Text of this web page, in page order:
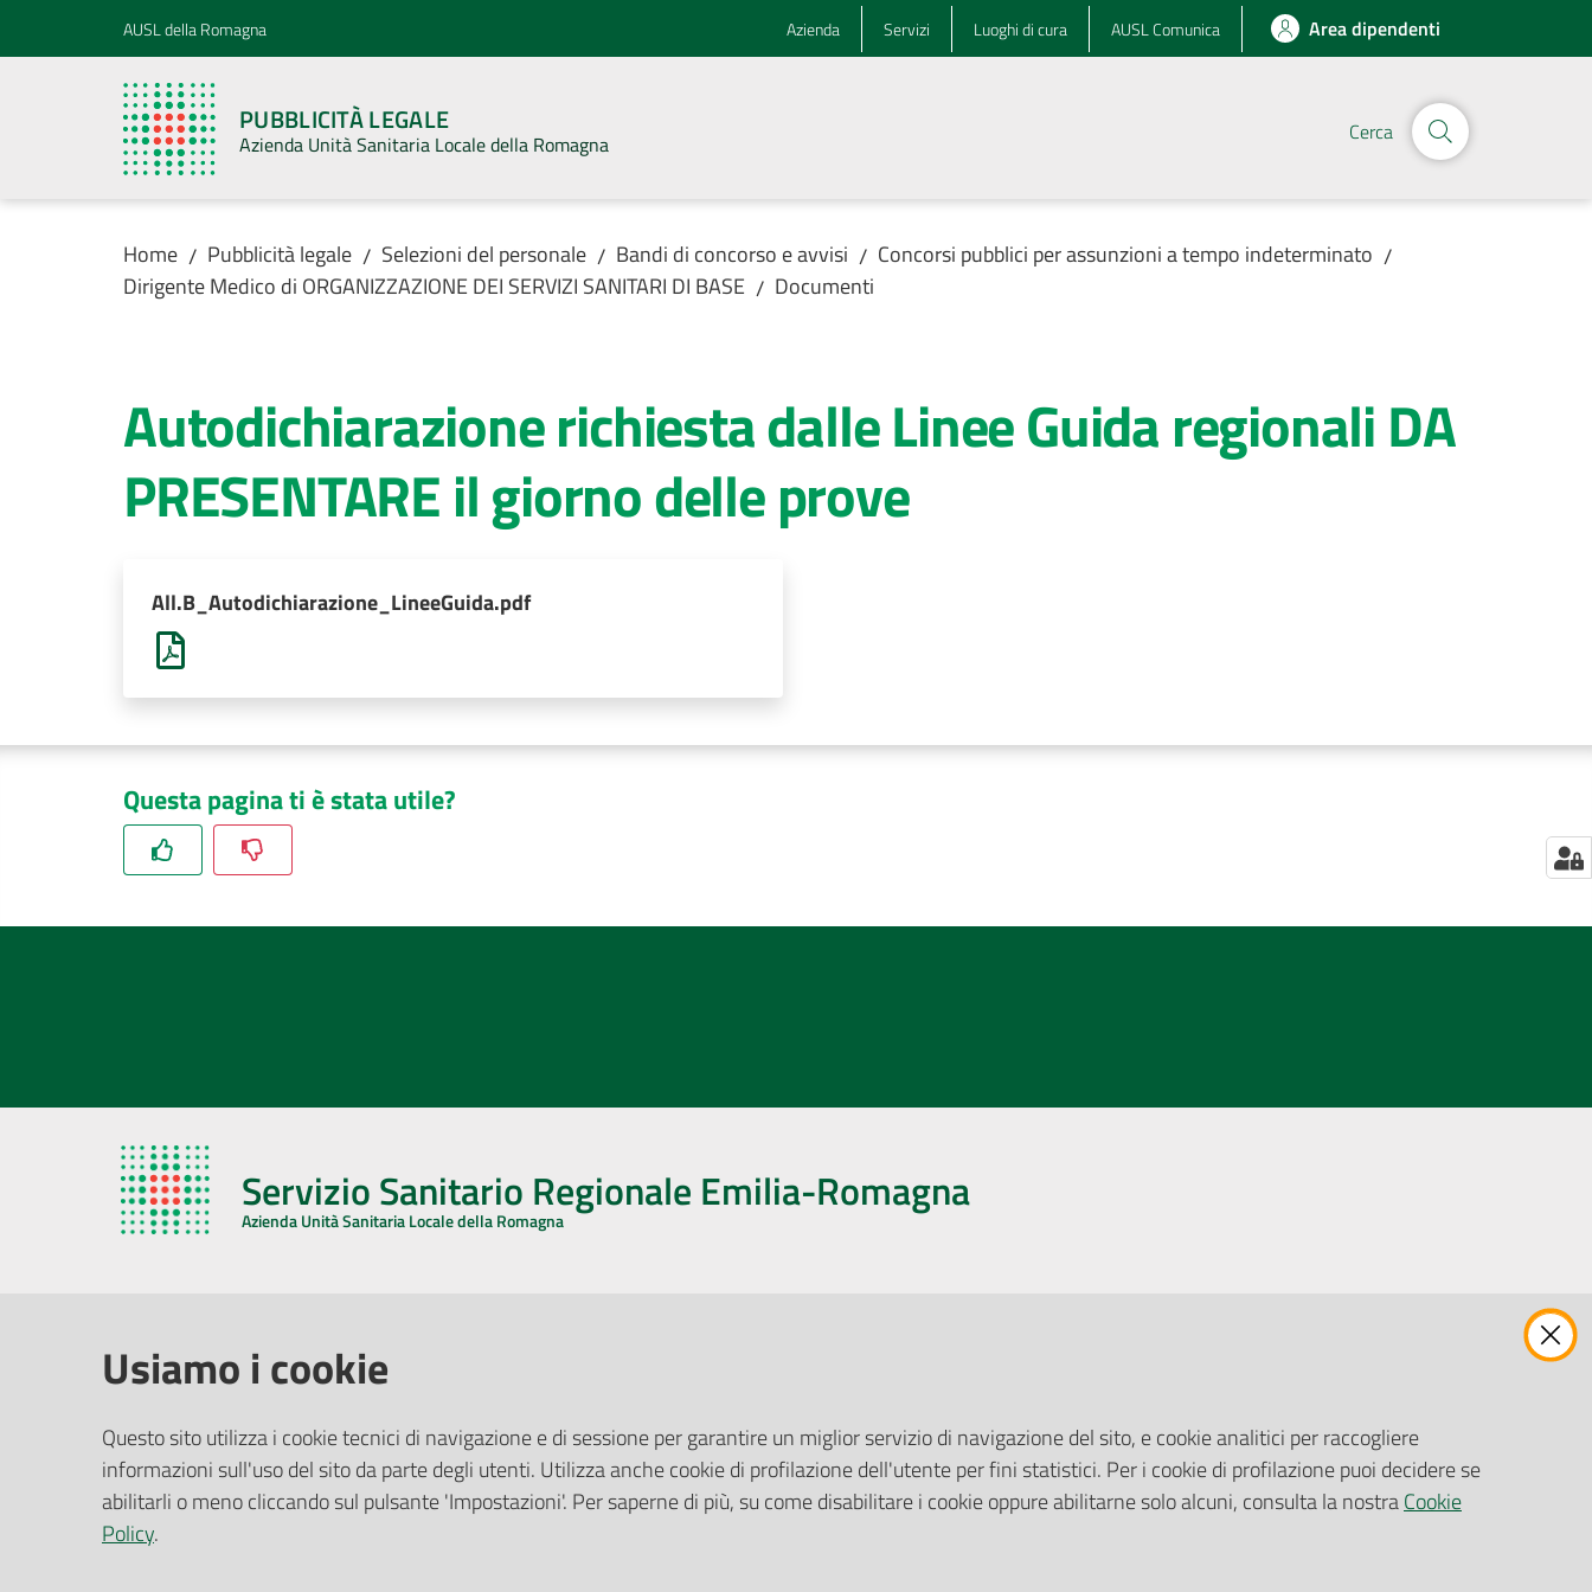
Vai al contenuto
Vai alla navigazioneAUSL della Romagna Azienda Servizi Luoghi di cura AUSL Comunica Area dipendenti
PUBBLICITÀ LEGALE
Azienda Unità Sanitaria Locale della Romagna Cerca
Home / Pubblicità legale / Selezioni del personale / Bandi di concorso e avvisi / Concorsi pubblici per assunzioni a tempo indeterminato /
Dirigente Medico di ORGANIZZAZIONE DEI SERVIZI SANITARI DI BASE / Documenti
Autodichiarazione richiesta dalle Linee Guida regionali DA
PRESENTARE il giorno delle prove
All.B_Autodichiarazione_LineeGuida.pdf
Questa pagina ti è stata utile?
Servizio Sanitario Regionale Emilia-Romagna
Azienda Unità Sanitaria Locale della Romagna
Via De Gasperi, 8 - 48121 Ravenna (RA)
CF/P.IVA:02483810392
PEC:
azienda@pec.auslromagna.it
Ufficio Relazioni con il Pubblico
Riferimenti per la Stampa
Pubblicità legale
Albo Pretorio
Privacy Policy
Attuazione Misure PNRR
Gare e Appalti
Richiesta Patrocinio
Usiamo i cookie
Questo sito utilizza i cookie tecnici di navigazione e di sessione per garantire un miglior servizio di navigazione del sito, e cookie analitici per raccogliere
informazioni sull'uso del sito da parte degli utenti. Utilizza anche cookie di profilazione dell'utente per fini statistici. Per i cookie di profilazione puoi decidere se
abilitarli o meno cliccando sul pulsante 'Impostazioni'. Per saperne di più, su come disabilitare i cookie oppure abilitarne solo alcuni, consulta la nostraCookie
Policy.